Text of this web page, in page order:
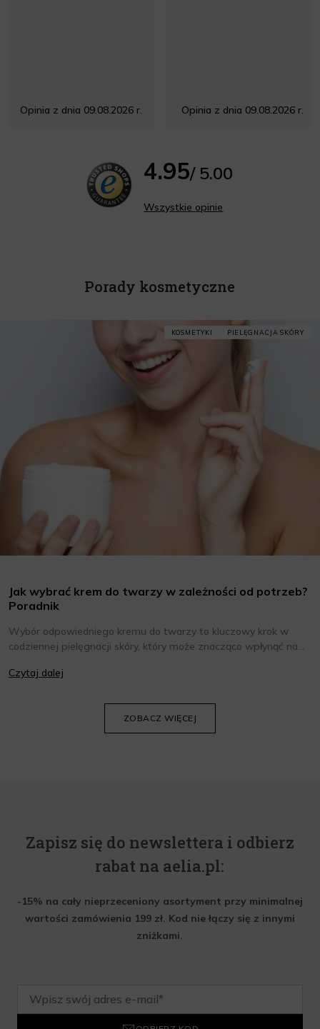
Opinia z dnia 09.08.2026 r. Opinia z dnia 09.08.2026 r.
4.95/ 5.00
Wszystkie opinie
Porady kosmetyczne
KOSMETYKI PIELĘGNACJA SKÓRY
Jak wybrać krem do twarzy w zależności od potrzeb?
Poradnik
Wybór odpowiedniego kremu do twarzy to kluczowy krok w
codziennej pielęgnacji skóry, który może znacząco wpłynąć na
oraz wiedzieć, jak dopasować je do potrzeb własnej skóry.
Czytaj dalej
ZOBACZ WIĘCEJ
Zapisz się do newslettera i odbierz
rabat na aelia.pl:
-15% na cały nieprzeceniony asortyment przy minimalnej
wartości zamówienia 199 zł. Kod nie łączy się z innymi
zniżkami.